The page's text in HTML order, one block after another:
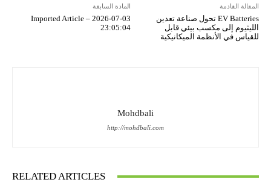
المادة السابقة
Imported Article – 2026-07-03
23:05:04
المقالة القادمة
EV Batteries تحول صناعة تعدين
الليثيوم إلى مكسب بيئي قابل
للقياس في الأنظمة الميكانيكية
Mohdbali
http://mohdbali.com
RELATED ARTICLES